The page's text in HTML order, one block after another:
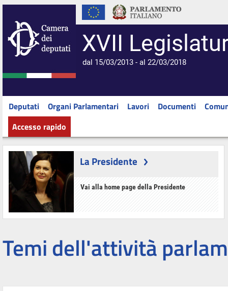
XVII
dal 15/03/2013 - al 22/03/2018
Deputati Organi Parlamentari Lavori Documenti
Accesso rapido
La Presidente
Vai alla home page della Presidente
Temi dell'attività